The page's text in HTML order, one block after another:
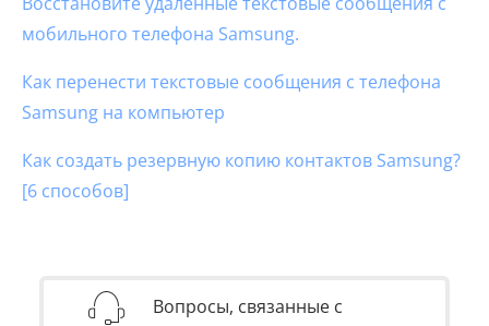
мобильного телефона Samsung.
Как перенести текстовые сообщения с телефона
Samsung на компьютер
Как создать резервную копию контактов Samsung?
[6 способов]
Вопросы, связанные с